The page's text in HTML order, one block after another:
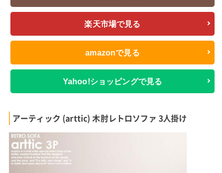
楽天市場で見る
amazonで見る
Yahoo!ショッピングで見る
アーティック (arttic) 木肘レトロソファ 3人掛け